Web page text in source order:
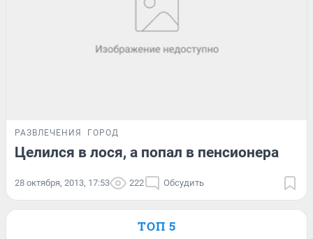
РАЗВЛЕЧЕНИЯ ГОРОД
Целился в лося, а попал в пенсионера
28 октября, 2013, 17:53 222 Обсудить
ТОП 5